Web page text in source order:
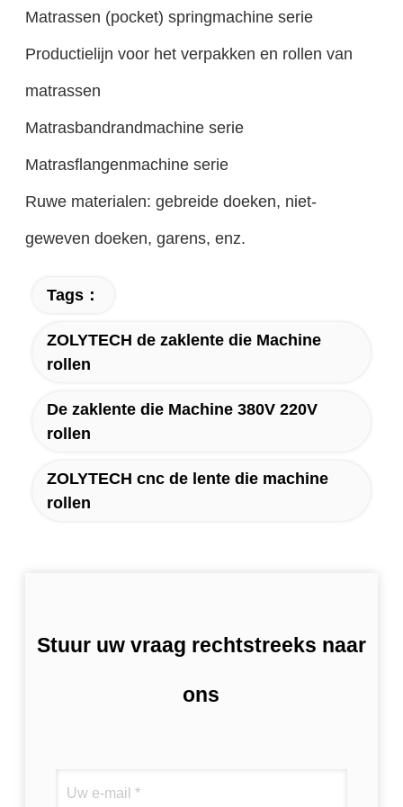
Matrassen (pocket) springmachine serie
Productielijn voor het verpakken en rollen van
matrassen
Matrasbandrandmachine serie
Matrasflangenmachine serie
Ruwe materialen: gebreide doeken, niet-
geweven doeken, garens, enz.
Tags：
ZOLYTECH de zaklente die Machine
rollen
De zaklente die Machine 380V 220V
rollen
ZOLYTECH cnc de lente die machine
rollen
Stuur uw vraag rechtstreeks naar
ons